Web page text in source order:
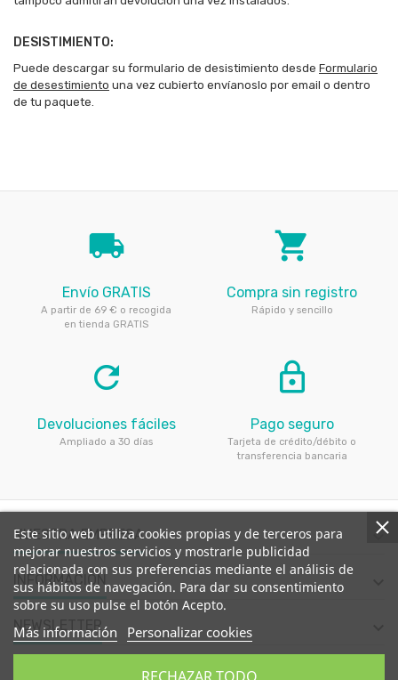
DESISTIMIENTO:
Puede descargar su formulario de desistimiento desde Formulario
de desestimiento una vez cubierto envíanoslo por email o dentro
de tu paquete.
local_shipping
Envío GRATIS
A partir de 69 € o recogida
en tienda GRATIS
local_grocery_store
Compra sin registro
Rápido y sencillo
refresh
Devoluciones fáciles
Ampliado a 30 días
lock_outline
Pago seguro
Tarjeta de crédito/débito o
transferencia bancaria
NUESTRA EMPRESA 
INFORMACIÓN
NEWSLETTER
CONTACTE CON NOSOTROS
Este sitio web utiliza cookies propias y de terceros para
mejorar nuestros servicios y mostrarle publicidad
relacionada con sus preferencias mediante el análisis de
sus hábitos de navegación. Para dar su consentimiento
sobre su uso pulse el botón Acepto.
Más información Personalizar cookies